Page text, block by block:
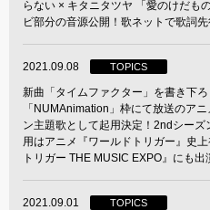
らない × キタニタツヤ 「愛のけだも
ビ部分の音源公開！歌ネットで歌詞先
2021.09.08 TOPICS
新曲「タイムファクター」を書き下
「NUMAnimation」枠にて放送のア
ン主題歌として起用決定！2ndシー
用はアニメ『ワールドトリガー』史
トリガー THE MUSIC EXPO』にも出
2021.09.01 TOPICS